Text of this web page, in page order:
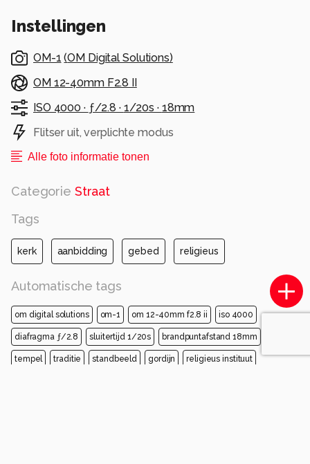
Instellingen
OM-1 (OM Digital Solutions)
OM 12-40mm F2.8 II
ISO 4000 · ƒ/2.8 · 1/20s · 18mm
Flitser uit, verplichte modus
Alle foto informatie tonen
Categorie Straat
Tags
kerk aanbidding gebed religieus
Automatische tags
om digital solutions om-1 om 12-40mm f2.8 ii iso 4000
diafragma ƒ/2.8 sluitertijd 1/20s brandpuntafstand 18mm
tempel traditie standbeeld gordijn religieus instituut